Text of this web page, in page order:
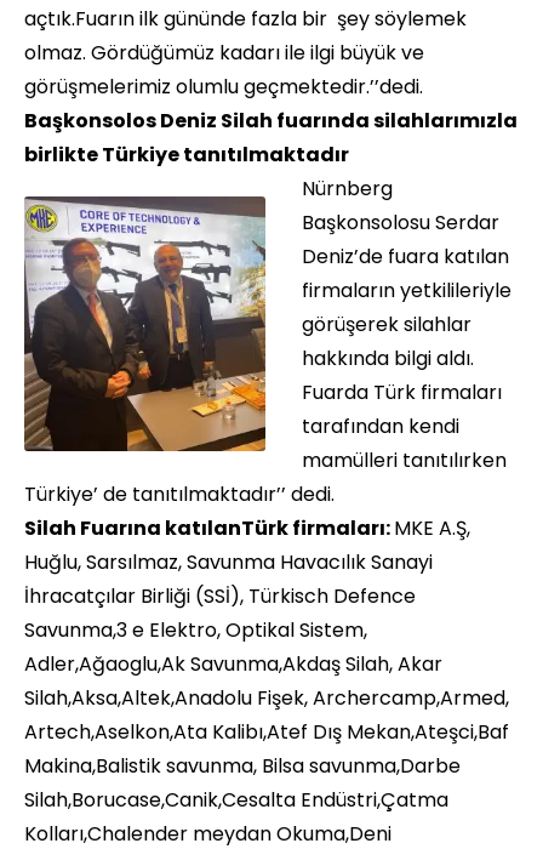
açtık.Fuarın ilk gününde fazla bir şey söylemek
olmaz. Gördüğümüz kadarı ile ilgi büyük ve
görüşmelerimiz olumlu geçmektedir.’’dedi.
Başkonsolos Deniz Silah fuarında silahlarımızla
birlikte Türkiye tanıtılmaktadır
Nürnberg
Başkonsolosu Serdar
Deniz’de fuara katılan
firmaların yetkilileriyle
görüşerek silahlar
hakkında bilgi aldı.
Fuarda Türk firmaları
tarafından kendi
mamülleri tanıtılırken
Türkiye’ de tanıtılmaktadır’’ dedi.
Silah Fuarına katılanTürk firmaları:MKE A.Ş,
Huğlu, Sarsılmaz, Savunma Havacılık Sanayi
İhracatçılar Birliği (SSİ), Türkisch Defence
Savunma,3 e Elektro, Optikal Sistem,
Adler,Ağaoglu,Ak Savunma,Akdaş Silah, Akar
Silah,Aksa,Altek,Anadolu Fişek, Archercamp,Armed,
Artech,Aselkon,Ata Kalibı,Atef Dış Mekan,Ateşci,Baf
Makina,Balistik savunma, Bilsa savunma,Darbe
Silah,Borucase,Canik,Cesalta Endüstri,Çatma
Kolları,Chalender meydan Okuma,Deni